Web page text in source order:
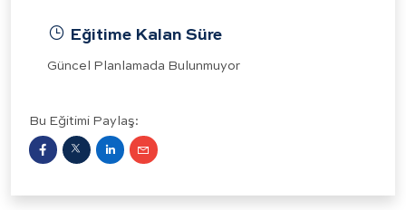
Eğitime Kalan Süre
Güncel Planlamada Bulunmuyor
Bu Eğitimi Paylaş: